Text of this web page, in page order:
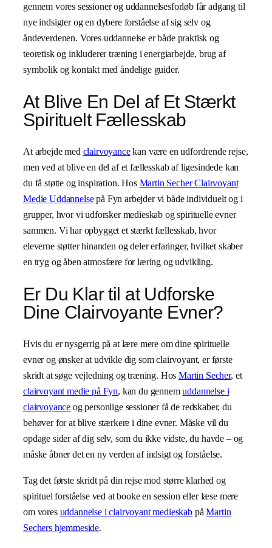
gennem vores sessioner og uddannelsesforløb får adgang til
nye indsigter og en dybere forståelse af sig selv og
åndeverdenen. Vores uddannelse er både praktisk og
teoretisk og inkluderer træning i energiarbejde, brug af
symbolik og kontakt med åndelige guider.
At Blive En Del af Et Stærkt
Spirituelt Fællesskab
At arbejde med clairvoyancekan være en udfordrende rejse,
men ved at blive en del af et fællesskab af ligesindede kan
du få støtte og inspiration. Hos Martin Secher Clairvoyant
Medie Uddannelsepå Fyn arbejder vi både individuelt og i
grupper, hvor vi udforsker medieskab og spirituelle evner
sammen. Vi har opbygget et stærkt fællesskab, hvor
eleverne støtter hinanden og deler erfaringer, hvilket skaber
en tryg og åben atmosfære for læring og udvikling.
Er Du Klar til at Udforske
Dine Clairvoyante Evner?
Hvis du er nysgerrig på at lære mere om dine spirituelle
evner og ønsker at udvikle dig som clairvoyant, er første
skridt at søge vejledning og træning. HosMartin Secher, et
clairvoyant medie på Fyn, kan du gennemuddannelse i
clairvoyance og personlige sessioner få de redskaber, du
behøver for at blive stærkere i dine evner. Måske vil du
opdage sider af dig selv, som du ikke vidste, du havde – og
måske åbner det en ny verden af indsigt og forståelse.
Tag det første skridt på din rejse mod større klarhed og
spirituel forståelse ved at booke en session eller læse mere
om vores uddannelse i clairvoyant medieskabpåMartin
Sechers hjemmeside.